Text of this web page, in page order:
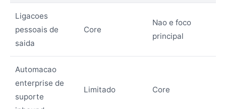
Ligacoes
pessoais de
saida
Core
Nao e foco
principal
Automacao
enterprise de
suporte
Limitado Core